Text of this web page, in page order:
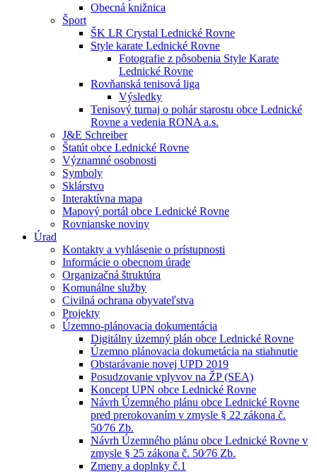
Obecná knižnica
Šport
ŠK LR Crystal Lednické Rovne
Style karate Lednické Rovne
Fotografie z pôsobenia Style Karate
Lednické Rovne
Rovňanská tenisová liga
Výsledky
Tenisový turnaj o pohár starostu obce Lednické
Rovne a vedenia RONA a.s.
J&E Schreiber
Štatút obce Lednické Rovne
Významné osobnosti
Symboly
Sklárstvo
Interaktívna mapa
Mapový portál obce Lednické Rovne
Rovnianske noviny
Úrad
Kontakty a vyhlásenie o prístupnosti
Informácie o obecnom úrade
Organizačná štruktúra
Komunálne služby
Civilná ochrana obyvateľstva
Projekty
Územno-plánovacia dokumentácia
Digitálny územný plán obce Lednické Rovne
Územno plánovacia dokumetácia na stiahnutie
Obstarávanie novej UPD 2019
Posudzovanie vplyvov na ŽP (SEA)
Koncept UPN obce Lednické Rovne
Návrh Územného plánu obce Lednické Rovne
pred prerokovaním v zmysle § 22 zákona č.
50⁄76 Zb.
Návrh Územného plánu obce Lednické Rovne v
zmysle § 25 zákona č. 50⁄76 Zb.
Zmeny a doplnky č.1